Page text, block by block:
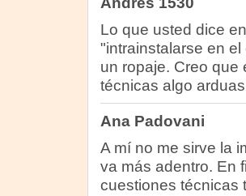
Lo que usted dice
"intrainstalarse en
un ropaje. Creo
técnicas algo
Ana Padovani
A mí no me sirve la
va más adentro. En
cuestiones técnicas